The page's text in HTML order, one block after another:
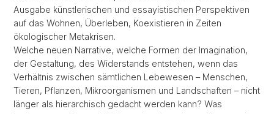
Ausgabe künstlerischen und essayistischen Perspektiven
auf das Wohnen, Überleben, Koexistieren in Zeiten
ökologischer Metakrisen.
Welche neuen Narrative, welche Formen der Imagination,
der Gestaltung, des Widerstands entstehen, wenn das
Verhältnis zwischen sämtlichen Lebewesen – Menschen,
Tieren, Pflanzen, Mikroorganismen und Landschaften – nicht
länger als hierarchisch gedacht werden kann? Was